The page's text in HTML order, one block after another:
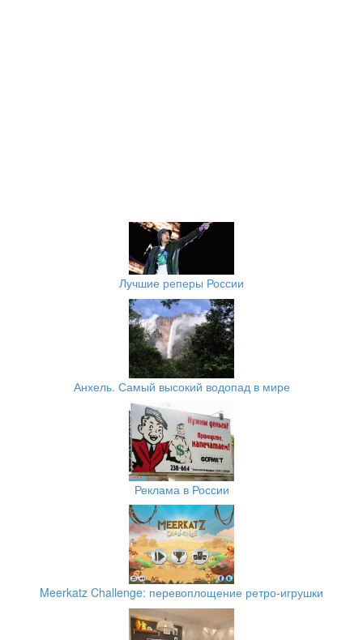
Лучшие реперы России
Анхель. Самый высокий водопад в мире
Реклама в России
Meerkatz Challenge: перевоплощение ретро-игрушки